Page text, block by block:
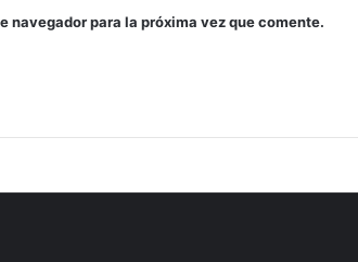
navegador para la próxima vez que comente.